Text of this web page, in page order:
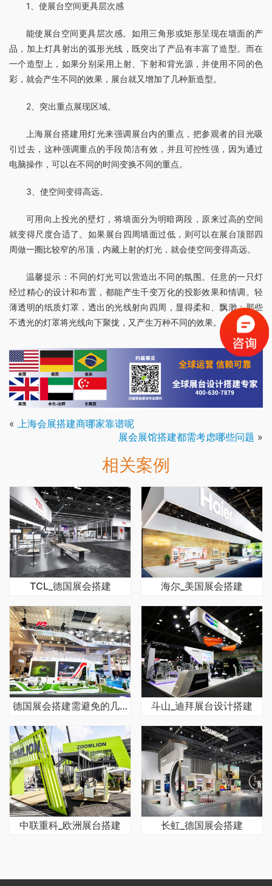
1、使展台空间更具层次感
能使展台空间更具层次感。如用三角形或矩形呈现在墙面的产
品，加上灯具射出的弧形光线，既突出了产品有丰富了造型。而在
一个造型上，如果分别采用上射、下射和背光源，并使用不同的色
彩，就会产生不同的效果，展台就又增加了几种新造型。
2、突出重点展现区域。
上海展台搭建用灯光来强调展台内的重点，把参观者的目光吸
引过去，这种强调重点的手段简洁有效，并且可控性强，因为通过
电脑操作，可以在不同的时间变换不同的重点。
3、使空间变得高远。
可用向上投光的壁灯，将墙面分为明暗两段，原来过高的空间
就变得尺度合适了。如果展台四周墙面过低，则可以在展台顶部四
周做一圈比较窄的吊顶，内藏上射的灯光，就会使空间变得高远。
温馨提示：不同的灯光可以营造出不同的氛围。任意的一只灯
经过精心的设计和布置，都能产生千变万化的投影效果和情调。轻
薄透明的纸质灯罩，透出的光线射向四周，显得柔和、飘渺；那些
不透光的灯罩将光线向下聚拢，又产生万种不同的效果。
« 上海会展搭建商哪家靠谱呢
展会展馆搭建都需考虑哪些问题 »
相关案例
TCL_德国展会搭建 海尔_美国展会搭建
德国展会搭建需避免的几大误区 斗山_迪拜展台设计搭建
中联重科_欧洲展台搭建 长虹_德国展会搭建